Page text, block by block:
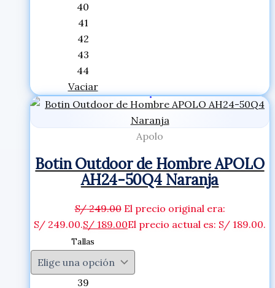
40
41
42
43
44
Vaciar
Apolo
Botin Outdoor de Hombre APOLO
AH24-50Q4 Naranja
S/249.00 El precio original era:
S/ 249.00.S/ 189.00El precio actual es: S/ 189.00.
Tallas
39